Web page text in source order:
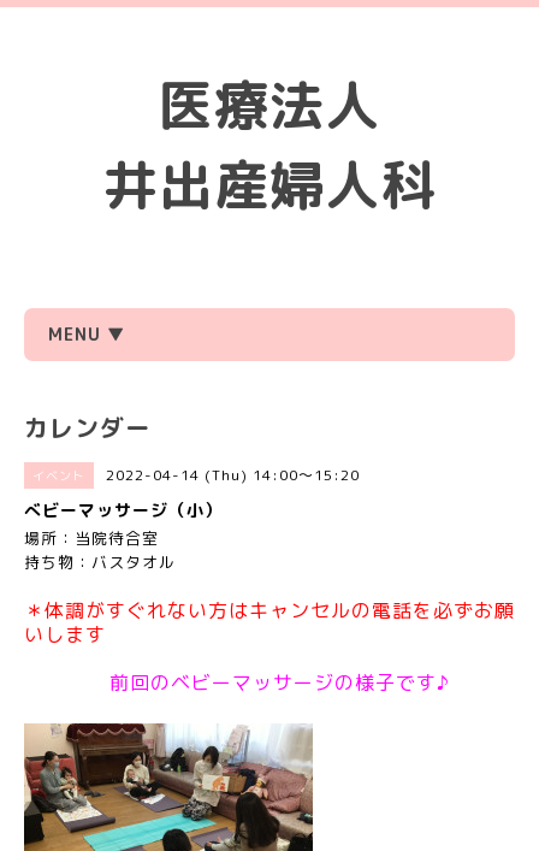
医療法人
井出産婦人科
MENU ▼
カレンダー
イベント 2022-04-14 (Thu) 14:00～15:20
べビーマッサージ（小）
場所：当院待合室
持ち物：バスタオル
＊体調がすぐれない方はキャンセルの電話を必ずお願
いします
前回のベビーマッサージの様子です♪